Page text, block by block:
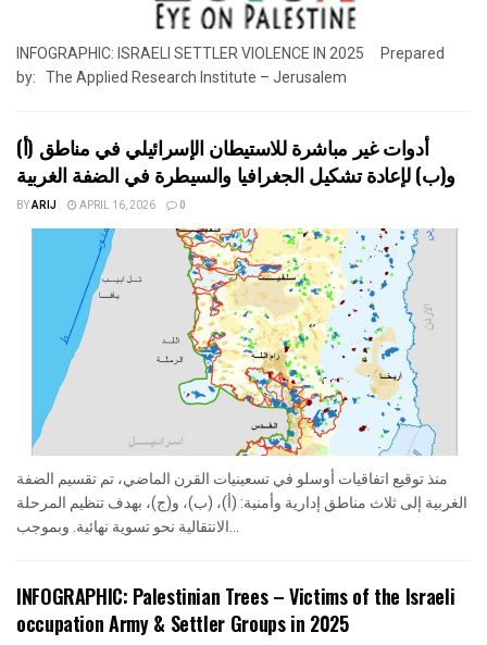
INFOGRAPHIC: ISRAELI SETTLER VIOLENCE IN 2025 Prepared
by: The Applied Research Institute – Jerusalem
أدوات غير مباشرة للاستيطان الإسرائيلي في مناطق (أ)
BYARIJ APRIL 16, 2026 0
منذ توقيع اتفاقيات أوسلو في تسعينيات القرن الماضي، تم تقسيم الضفة
الغربية إلى ثلاث مناطق إدارية وأمنية: (أ)، (ب)، و(ج)، بهدف تنظيم المرحلة
INFOGRAPHIC: Palestinian Trees – Victims of the Israeli
occupation Army & Settler Groups in 2025